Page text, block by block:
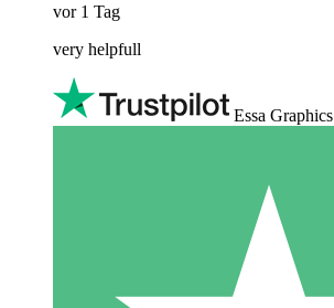
vor 1 Tag
very helpfull
Essa Graphics